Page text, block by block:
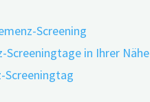
Screening
Screeningtage in Ihrer Nähe
Screeningtag